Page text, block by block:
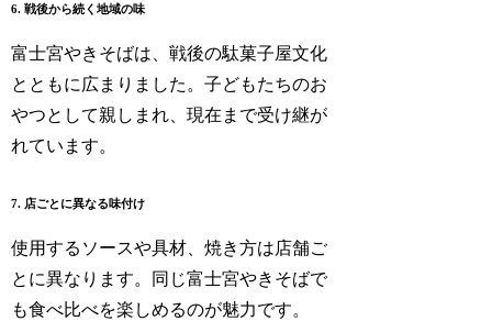
6. 戦後から続く地域の味
富士宮やきそばは、戦後の駄菓子屋文化
とともに広まりました。子どもたちのお
やつとして親しまれ、現在まで受け継が
れています。
7. 店ごとに異なる味付け
使用するソースや具材、焼き方は店舗ご
とに異なります。同じ富士宮やきそばで
も食べ比べを楽しめるのが魅力です。